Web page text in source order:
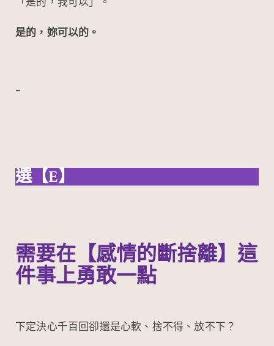
「是的，我可以」。
是的，妳可以的。
–
選【E】
需要在【感情的斷捨離】這
件事上勇敢一點
下定決心千百回卻還是心軟、捨不得、放不下？